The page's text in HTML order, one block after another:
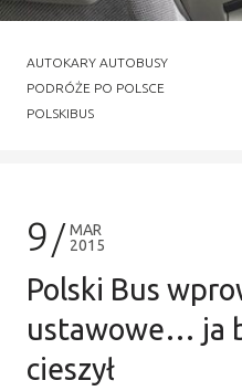
AUTOKARY AUTOBUSY
PODRÓŻE PO POLSCE
POLSKIBUS
9
MAR
2015
Polski Bus
ustawowe… ja
cieszył